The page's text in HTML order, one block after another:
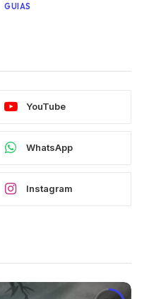
GUIAS
YouTube
WhatsApp
Instagram